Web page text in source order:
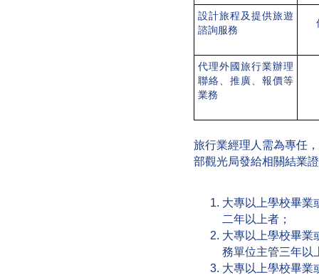
設計旅程及提供旅遊
諮詢服務
代理外國旅行業辦理
聯絡、推廣、報價等
業務
旅行業經理人需為專任
部觀光局發給相關結業
大專以上學校畢業
二年以上者；
大專以上學校畢業
務單位主管三年以
大專以上學校畢業